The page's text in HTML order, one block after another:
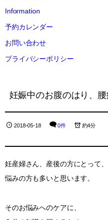
Information
予約カレンダー
お問い合わせ
プライバシーポリシー
妊娠中のお腹のはり、
2018-05-18 0件 約4分
妊産婦さん、産後の方にとって
悩みの方も多いと思います。
そのお悩みへのケアに、